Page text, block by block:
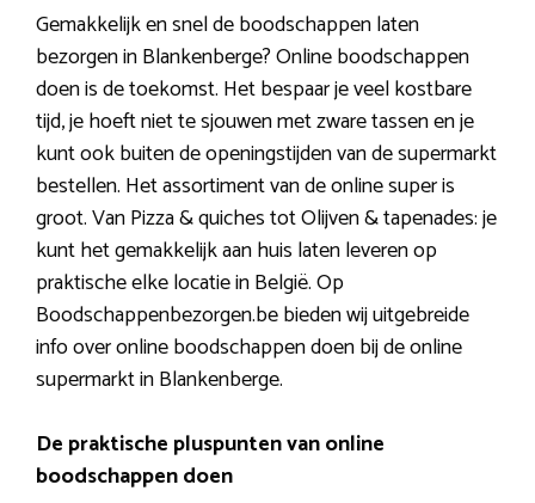
Gemakkelijk en snel de boodschappen laten
bezorgen in Blankenberge? Online boodschappen
doen is de toekomst. Het bespaar je veel kostbare
tijd, je hoeft niet te sjouwen met zware tassen en je
kunt ook buiten de openingstijden van de supermarkt
bestellen. Het assortiment van de online super is
groot. Van Pizza & quiches tot Olijven & tapenades: je
kunt het gemakkelijk aan huis laten leveren op
praktische elke locatie in België. Op
Boodschappenbezorgen.be bieden wij uitgebreide
info over online boodschappen doen bij de online
supermarkt in Blankenberge.
De praktische pluspunten van online
boodschappen doen